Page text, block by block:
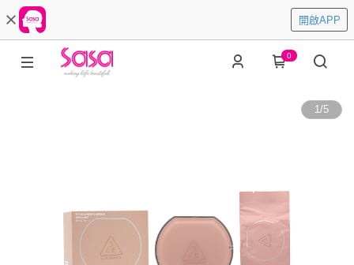
開啟APP
0
1/5